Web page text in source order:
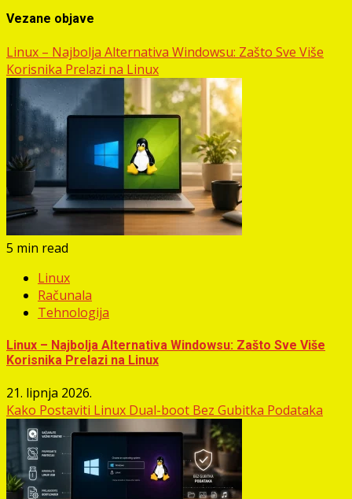
Vezane objave
Linux – Najbolja Alternativa Windowsu: Zašto Sve Više
Korisnika Prelazi na Linux
5 min read
Linux
Računala
Tehnologija
Linux – Najbolja Alternativa Windowsu: Zašto Sve Više
Korisnika Prelazi na Linux
21. lipnja 2026.
Kako Postaviti Linux Dual-boot Bez Gubitka Podataka